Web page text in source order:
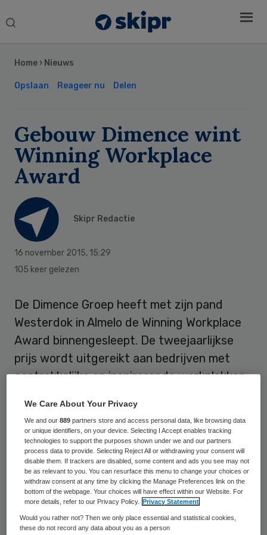
Search
Home › Nieuws
Opslaan Reageer nu Delen
Gebouw Dimence wint
Winning Workplace
Award
Skipr Redactie
16 november 2015, 15:29
105 keer gelezen
De Dimence Groep heeft met zijn pand
Westerdok in Almelo de Winning Workplace
Award binnengesleept. De tweejaarlijkse
prijs wordt uitgereikt aan bedrijven met
aantrekkelijke en inspirerende werkplekken.
Dimence won het van accountantskantoor
Deloitte en taxibedrijf Uber. De vakjury zei
zeer onder de indruk te zijn van de zorg die
geboden wordt in Westerdok.
Ernst Klunder, voorzitter van de raad van
bestuur van Dimence Groep en Arnoud
Jansen, geneesheer-directeur bij de
Sidebar
We Care About Your Privacy
We and our889 partners store and access personal data, like browsing data
or unique identifiers, on your device. Selecting I Accept enables tracking
technologies to support the purposes shown under we and our partners
process data to provide. Selecting Reject All or withdrawing your consent will
disable them. If trackers are disabled, some content and ads you see may not
be as relevant to you. You can resurface this menu to change your choices or
withdraw consent at any time by clicking the Manage Preferences link on the
bottom of the webpage. Your choices will have effect within our Website. For
more details, refer to our Privacy Policy.
Privacy Statement
Would you rather not? Then we only place essential and statistical cookies,
these do not record any data about you as a person